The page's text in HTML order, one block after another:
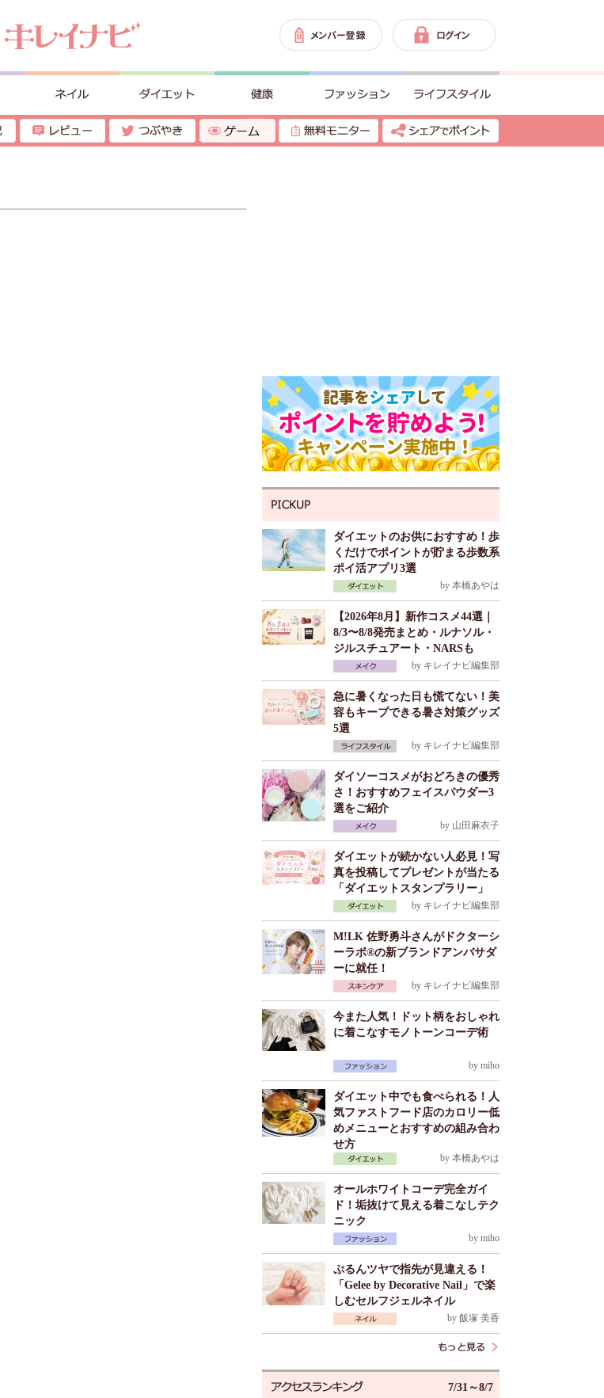
ダイエットのお供におすすめ！歩
くだけでポイントが貯まる歩数系
ポイ活アプリ3選
by 本橋あやは
【2026年8月】新作コスメ44選｜
8/3〜8/8発売まとめ・ルナソル・
ジルスチュアート・NARSも
by キレイナビ編集部
急に暑くなった日も慌てない！美
容もキープできる暑さ対策グッズ
5選
by キレイナビ編集部
ダイソーコスメがおどろきの優秀
さ！おすすめフェイスパウダー3
選をご紹介
by 山田麻衣子
ダイエットが続かない人必見！写
真を投稿してプレゼントが当たる
「ダイエットスタンプラリー」
by キレイナビ編集部
M!LK 佐野勇斗さんがドクターシ
ーラボ®の新ブランドアンバサダ
ーに就任！
by キレイナビ編集部
今また人気！ドット柄をおしゃれ
に着こなすモノトーンコーデ術
by miho
ダイエット中でも食べられる！人
気ファストフード店のカロリー低
めメニューとおすすめの組み合わ
せ方
by 本橋あやは
オールホワイトコーデ完全ガイ
ド！垢抜けて見える着こなしテク
ニック
by miho
ぷるんツヤで指先が見違える！
「Gelee by Decorative Nail」で楽
しむセルフジェルネイル
by 飯塚 美香
7/31～8/7